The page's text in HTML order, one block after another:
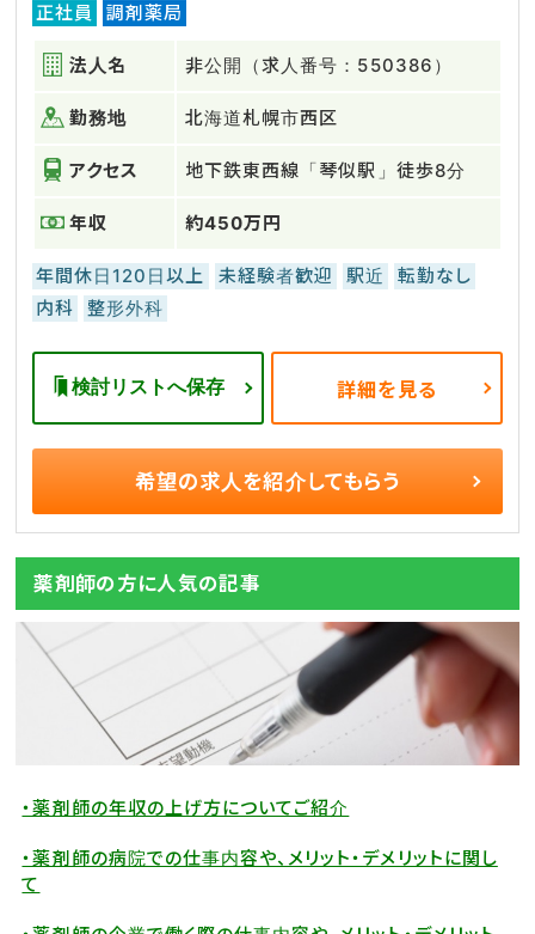
正社員 調剤薬局
法人名 非公開（求人番号：550386）
勤務地 北海道札幌市西区
アクセス 地下鉄東西線「琴似駅」徒歩8分
年収 約450万円
年間休日120日以上 未経験者歓迎 駅近
転勤なし
内科
整形外科
検討リストへ保存 詳細を見る
希望の求人を紹介してもらう
薬剤師の方に人気の記事
・薬剤師の年収の上げ方についてご紹介
・薬剤師の病院での仕事内容や、メリット・デメリットに関し
て